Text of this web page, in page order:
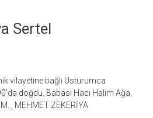
Sertel
vilayetine bağlı Usturumca
doğdu. Babası Hacı Halim Ağa,
, MEHMET ZEKERİYA